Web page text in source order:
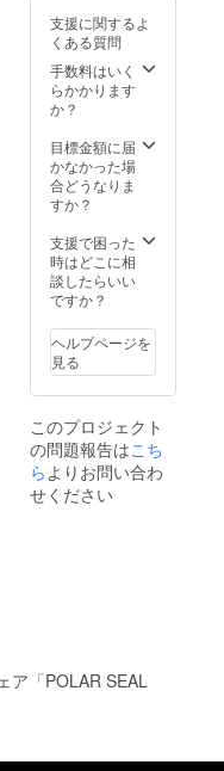
支援に関するよ
くある質問
手数料はいく
らかかります
か？
目標金額に届
かなかった場
合どうなりま
すか？
支援で困った
時はどこに相
談したらいい
ですか？
ヘルプページを
見る
このプロジェクト
の問題報告はこち
らよりお問い合わ
せください
ア「POLAR SEAL